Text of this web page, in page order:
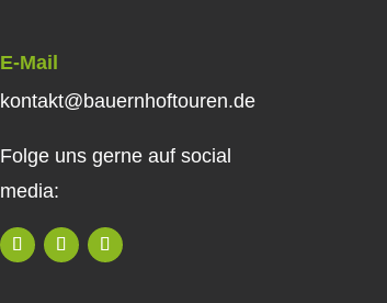
E-Mail
kontakt@bauernhoftouren.de
Folge uns gerne auf social
media: